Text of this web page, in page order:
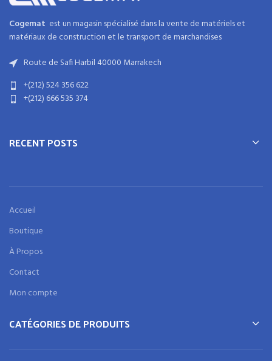
Cogemat est un magasin spécialisé dans lavente de matériels et
matériaux de construction etle transport de marchandises
Route de Safi Harbil 40000 Marrakech
+(212) 524 356 622
+(212) 666 535 374
RECENT POSTS
Accueil
Boutique
À Propos
Contact
Mon compte
CATÉGORIES DE PRODUITS